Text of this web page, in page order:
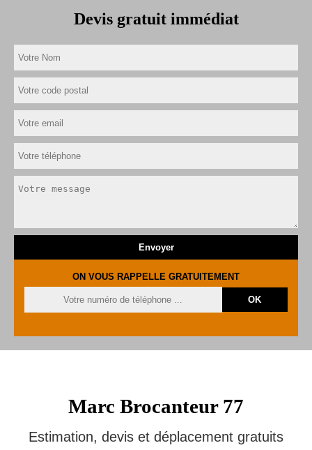
Devis gratuit immédiat
ON VOUS RAPPELLE GRATUITEMENT
Marc Brocanteur 77
Estimation, devis et déplacement gratuits